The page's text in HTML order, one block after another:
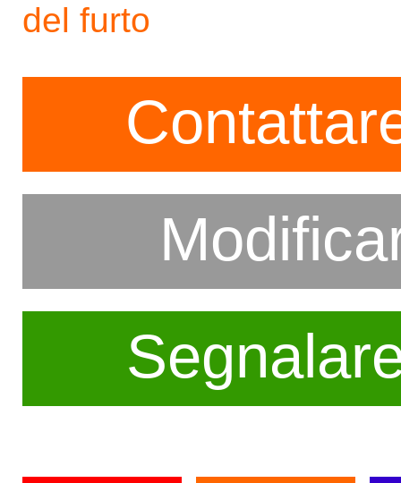
del furto